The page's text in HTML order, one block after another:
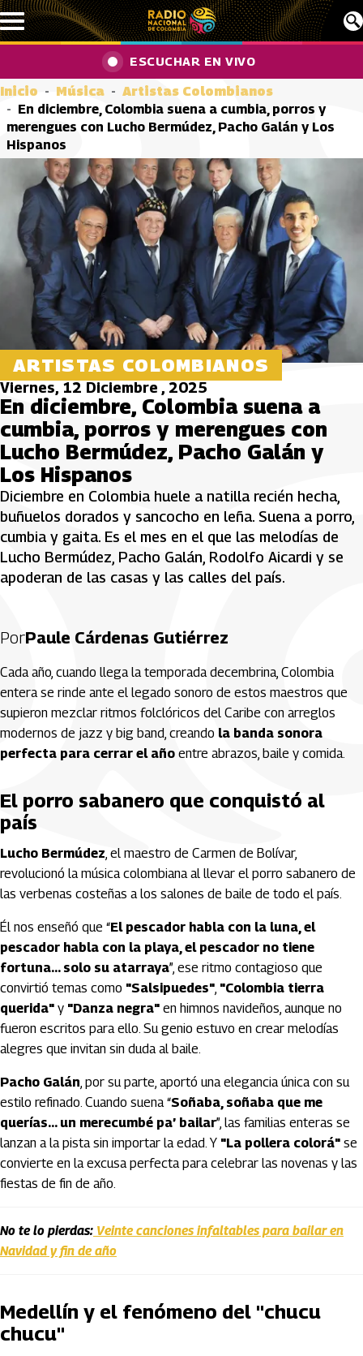
Pasar al contenido principal
ESCUCHAR EN VIVO
Inicio Música
Artistas Colombianos
En diciembre, Colombia suena a cumbia, porros y
merengues con Lucho Bermúdez, Pacho Galán y Los
Hispanos
ARTISTAS COLOMBIANOS
Viernes, 12 Diciembre , 2025
En diciembre, Colombia suena a
cumbia, porros y merengues con
Lucho Bermúdez, Pacho Galán y
Los Hispanos
Diciembre en Colombia huele a natilla recién hecha,
buñuelos dorados y sancocho en leña. Suena a porro,
cumbia y gaita. Es el mes en el que las melodías de
Lucho Bermúdez, Pacho Galán, Rodolfo Aicardi y se
apoderan de las casas y las calles del país.
PorPaule Cárdenas Gutiérrez
Cada año, cuando llega la temporada decembrina, Colombia
entera se rinde ante el legado sonoro de estos maestros que
supieron mezclar ritmos folclóricos del Caribe con arreglos
modernos de jazz y big band, creando la banda sonora
perfecta para cerrar el año entre abrazos, baile y comida.
El porro sabanero que conquistó al
país
Lucho Bermúdez, el maestro de Carmen de Bolívar,
revolucionó la música colombiana al llevar el porro sabanero de
las verbenas costeñas a los salones de baile de todo el país.
Él nos enseñó que “El pescador habla con la luna, el
pescador habla con la playa, el pescador no tiene
fortuna… solo su atarraya”, ese ritmo contagioso que
convirtió temas como "Salsipuedes", "Colombia tierra
querida" y "Danza negra" en himnos navideños, aunque no
fueron escritos para ello. Su genio estuvo en crear melodías
alegres que invitan sin duda al baile.
Pacho Galán, por su parte, aportó una elegancia única con su
estilo refinado. Cuando suena “Soñaba, soñaba que me
querías… un merecumbé pa’ bailar”, las familias enteras se
lanzan a la pista sin importar la edad. Y "La pollera colorá" se
convierte en la excusa perfecta para celebrar las novenas y las
fiestas de fin de año.
No te lo pierdas: Veinte canciones infaltables para bailar en
Navidad y fin de año
Medellín y el fenómeno del "chucu
chucu"